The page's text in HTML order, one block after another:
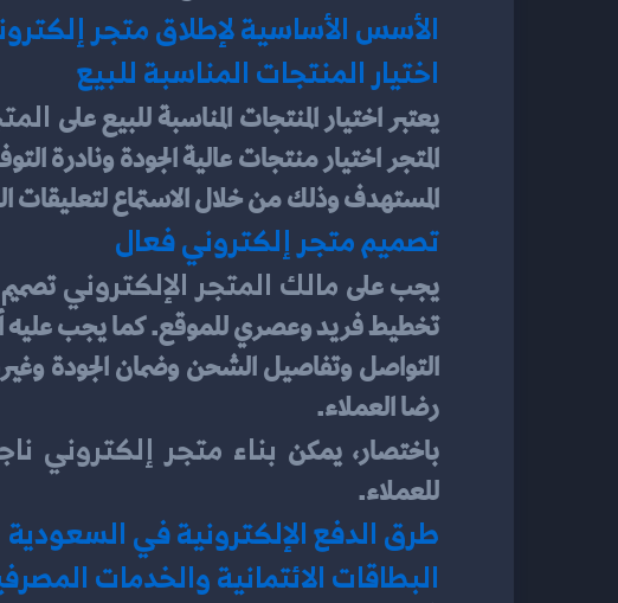
الأسس الأساسية لإطلاق متجر
اختيار المنتجات المناسبة للبيع
يعتبر اختيار المنتجات المناسبة للبيع على
المستهدف وذلك من خلال الاستماع لتعليقات
تصميم متجر إلكتروني فعال
يجب على مالك المتجر الإلكتروني
رضا العملاء.
باختصار، يمكن بناء متجر إلكتروني
للعملاء.
طرق الدفع الإلكترونية في السعودية
البطاقات الائتمانية والخدمات